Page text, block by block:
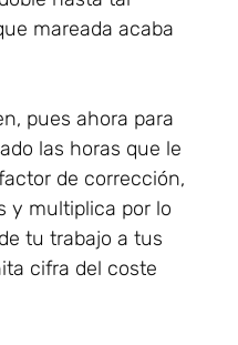
mareada acaba
pues ahora para
las horas que le
de corrección,
y multiplica por lo
tu trabajo a tus
cifra del coste